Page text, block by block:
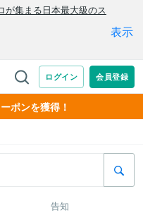
ポンを獲得！
告知